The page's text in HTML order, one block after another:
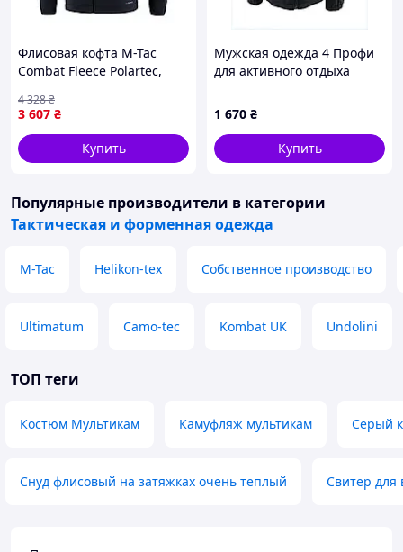
Флисовая кофта M-Tac
Combat Fleece Polartec,
3 607 ₴
4 328₴
Купить
Мужская одежда 4 Профи
для активного отдыха
1 670 ₴
Купить
Популярные производители в категории
Тактическая и форменная одежда
M-Tac Helikon-tex Собственное производство
Ultimatum Camo-tec Kombat UK Undolini
ТОП теги
Костюм Мультикам Камуфляж мультикам Серый
Снуд флисовый на затяжках очень теплый Свитер для